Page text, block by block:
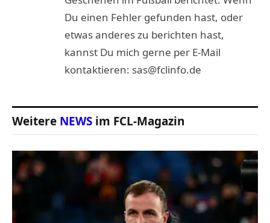
Du einen Fehler gefunden hast, oder
etwas anderes zu berichten hast,
kannst Du mich gerne per E-Mail
kontaktieren: sas@fclinfo.de
Weitere NEWS im FCL-Magazin